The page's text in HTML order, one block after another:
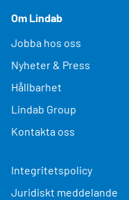
Om Lindab
Jobba hos oss
Nyheter & Press
Hållbarhet
Lindab Group
Kontakta oss
Integritetspolicy
Juridiskt meddelande